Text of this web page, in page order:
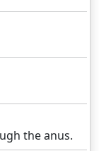
the anus.